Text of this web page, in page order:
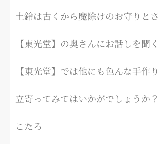
土鈴は古くから魔除けのお守りと
【東光堂】の奥さんにお話しを聞
【東光堂】では他にも色んな手作
立寄ってみてはいかがでしょうか？
こたろ